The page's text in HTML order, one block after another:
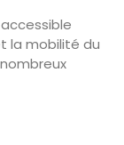
la mobilité du